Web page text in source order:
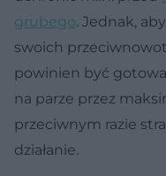
grubego. Jednak,
swoich
powinien być
na parze przez
przeciwnym razie
działanie.